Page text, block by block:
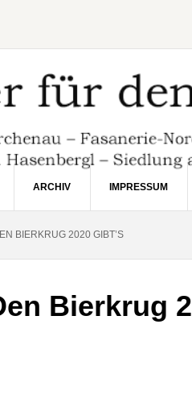
ARCHIV IMPRESSUM
BIERKRUG 2020 GIBT’S
Bierkrug